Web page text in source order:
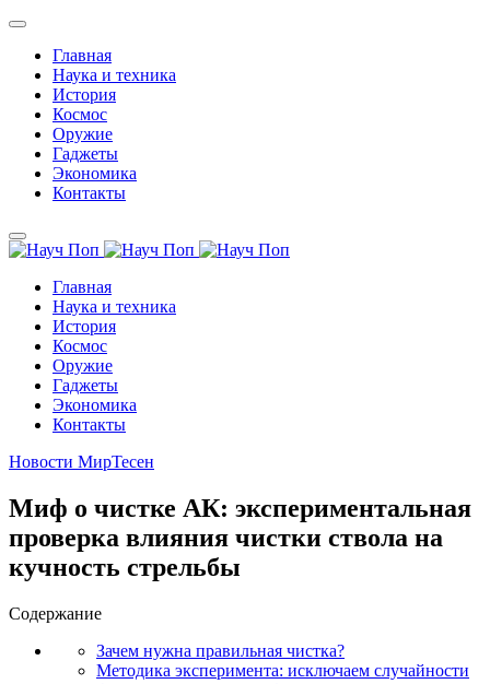
Главная
Наука и техника
История
Космос
Оружие
Гаджеты
Экономика
Контакты
Главная
Наука и техника
История
Космос
Оружие
Гаджеты
Экономика
Контакты
Новости МирТесен
Миф о чистке АК: экспериментальная
проверка влияния чистки ствола на
кучность стрельбы
Содержание
Зачем нужна правильная чистка?
Методика эксперимента: исключаем случайности